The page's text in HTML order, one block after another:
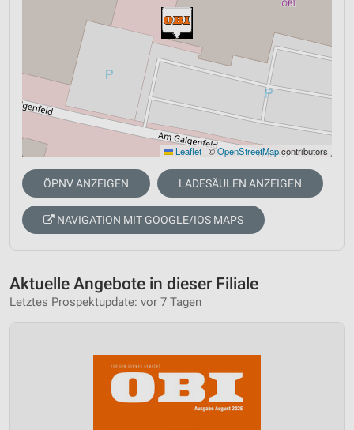
Leaflet |©OpenStreetMapcontributors
ÖPNV ANZEIGEN LADESÄULEN ANZEIGEN
NAVIGATION MIT GOOGLE/IOS MAPS
Aktuelle Angebote in dieser Filiale
Letztes Prospektupdate: vor 7 Tagen